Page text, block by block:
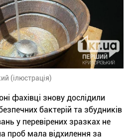
(ілюстрація)
фахівці знову дослідили
бактерій та збудників
у перевірених зразках не
проб мала відхилення за